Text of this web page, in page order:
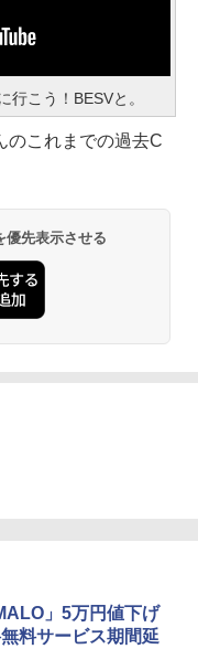
こう！BESVと。
のこれまでの過去C
優先表示させる
」5万円値下げ
料サービス期間延